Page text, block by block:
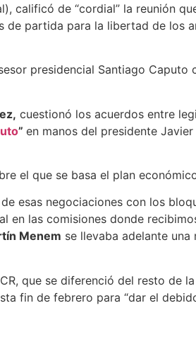
calificó de “cordial” la reunión
partida para la libertad de los
presidencial Santiago Caputo
cuestionó los acuerdos entre
” en manos del presidente
el que se basa el plan
esas negociaciones con los
en las comisiones donde
Menem se llevaba adelante
que se diferenció del resto de
fin de febrero para “dar el